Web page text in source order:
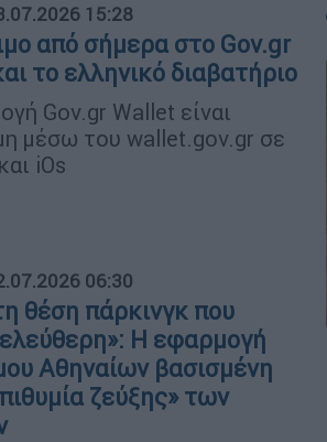
15:28
από σήμερα στο Gov.gr
το ελληνικό διαβατήριο
Gov.gr Wallet είναι
μέσω του wallet.gov.gr σε
iOs
06:30
θέση πάρκινγκ που
Η εφαρμογή
Αθηναίων βασισμένη
ζεύξης» των